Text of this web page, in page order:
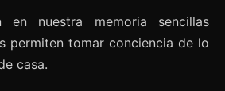
nuestra memoria sencillas
permiten tomar conciencia de lo
casa.